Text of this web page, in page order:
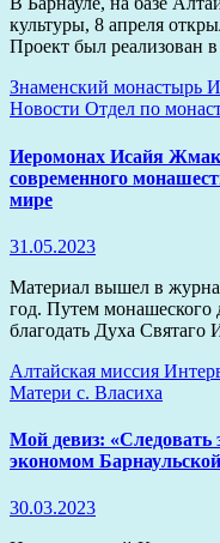
культуры, 8 апреля
Проект был реализован
Знаменский монастырь
Новости Отдел по
Иеромонах Исайя
современного
мире
31.05.2023
Материал вышел в
год. Путем монашеского
благодать Духа
Алтайская миссия
Матери с. Власиха
Мой девиз: «Следовать
экономом
30.03.2023